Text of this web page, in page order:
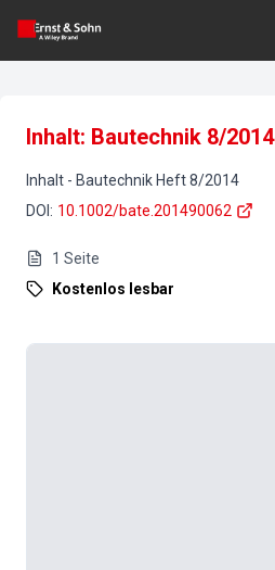
Inhalt: Bautechnik 8/2014
Inhalt - Bautechnik Heft8/2014
DOI : 10.1002/bate.201490062
1 Seite
Kostenlos lesbar